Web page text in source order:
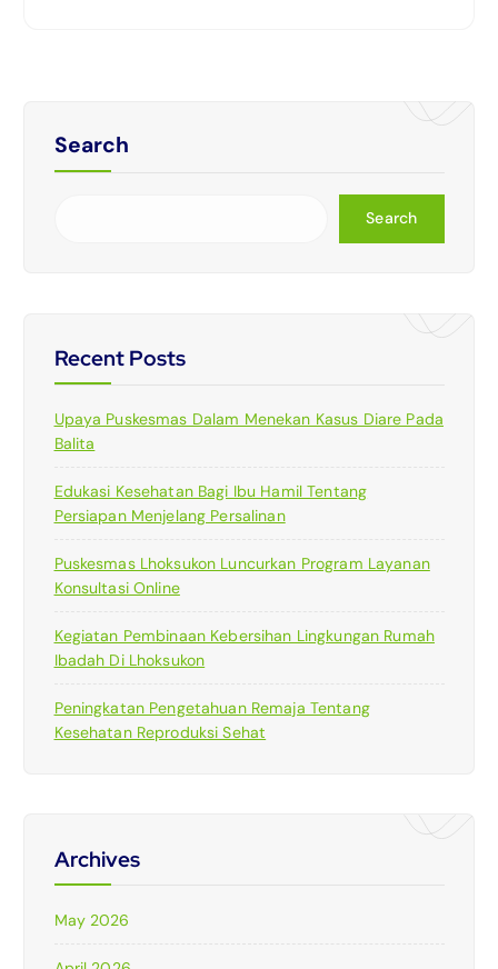
Search
Search
Recent Posts
Upaya Puskesmas Dalam Menekan Kasus Diare Pada
Balita
Edukasi Kesehatan Bagi Ibu Hamil Tentang
Persiapan Menjelang Persalinan
Puskesmas Lhoksukon Luncurkan Program Layanan
Konsultasi Online
Kegiatan Pembinaan Kebersihan Lingkungan Rumah
Ibadah Di Lhoksukon
Peningkatan Pengetahuan Remaja Tentang
Kesehatan Reproduksi Sehat
Archives
May 2026